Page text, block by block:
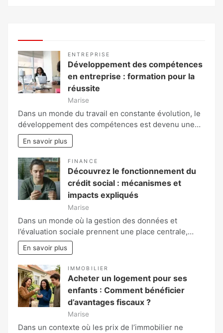
ENTREPRISE
Développement des compétences
en entreprise : formation pour la
réussite
Marise
Dans un monde du travail en constante évolution, le
développement des compétences est devenu une…
En savoir plus
FINANCE
Découvrez le fonctionnement du
crédit social : mécanismes et
impacts expliqués
Marise
Dans un monde où la gestion des données et
l’évaluation sociale prennent une place centrale,…
En savoir plus
IMMOBILIER
Acheter un logement pour ses
enfants : Comment bénéficier
d’avantages fiscaux ?
Marise
Dans un contexte où les prix de l’immobilier ne